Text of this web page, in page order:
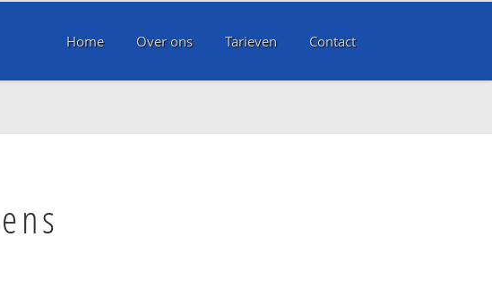
Home Over ons Tarieven Contact